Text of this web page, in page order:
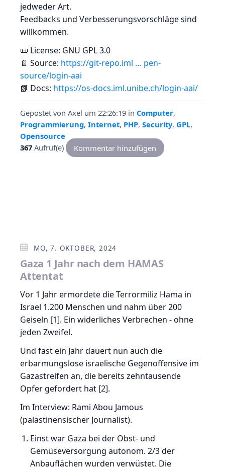
jedweder Art.
Feedbacks und Verbesserungsvorschläge sind
willkommen.
📜 License: GNU GPL 3.0
📄 Source: https://git-repo.iml … pen-
source/login-aai
📗 Docs: https://os-docs.iml.unibe.ch/login-aai/
Gepostet von Axel um 22:26:19 in Computer,
Programmierung, Internet, PHP, Security, GPL,
Opensource
367 Aufruf(e) Kommentar hinzufügen
MO, 7. OKTOBER, 2024
Gaza 1 Jahr nach dem HAMAS
Attentat
Vor 1 Jahr ermordete die Terrormiliz Hama in
Israel 1.200 Menschen und nahm über 200
Geiseln [1]. Ein widerliches Verbrechen - ohne
jeden Zweifel.
Und fast ein Jahr dauert nun auch die
erbarmungslose israelische Gegenoffensive im
Gazastreifen an, die bereits zehntausende
Opfer gefordert hat [2].
Im Interview: Rami Abou Jamous
(palästinensischer Journalist).
Einst war Gaza bei der Obst- und
Gemüseversorgung autonom. 2/3 der
Anbauflächen wurden verwüstet. Die